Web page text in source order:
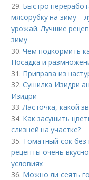
29. Быстро
мясорубку на зиму –
урожай. Лучшие
зиму
30.Чем подкормить
Посадка и
31. Приправа из
32.Сушилка Изидри
Изидри
33.Ласточка, какой
34. Как засушить
слизней на участке?
35. Томатный сок
рецепты очень
условиях
36. Можно ли сеять